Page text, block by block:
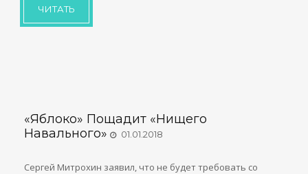
ЧИТАТЬ
«Яблоко» Пощадит «нищего
Навального»
01.01.2018
Сергей Митрохин заявил, что не будет требовать со